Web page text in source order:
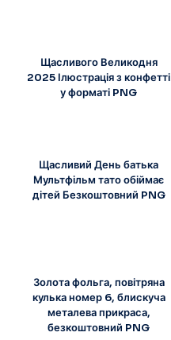
Щасливого Великодня
2025 Ілюстрація з конфетті
у форматі PNG
Щасливий День батька
Мультфільм тато обіймає
дітей Безкоштовний PNG
Золота фольга, повітряна
кулька номер 6, блискуча
металева прикраса,
безкоштовний PNG